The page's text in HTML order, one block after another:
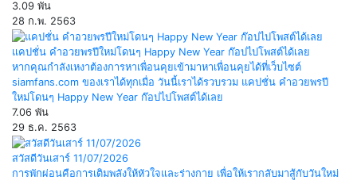
3.09 พัน
28 ก.พ. 2563
แคปชั่น คำอวยพรปีใหม่โดนๆ Happy New Year ก๊อปไปโพสต์ได้เลย
หากคุณกำลังเหงาต้องการหาเพื่อนคุยเข้ามาหาเพื่อนคุยได้ที่เว็บไซต์
siamfans.com ของเราได้ทุกเมื่อ วันนี้เราได้รวบรวม แคปชั่น คำอวยพรปี
ใหม่โดนๆ Happy New Year ก๊อปไปโพสต์ได้เลย
7.06 พัน
29 ธ.ค. 2563
สวัสดีวันเสาร์ 11/07/2026
การพักผ่อนคือการเติมพลังให้หัวใจและร่างกาย เพื่อให้เรากลับมาสู้กับวันใหม่